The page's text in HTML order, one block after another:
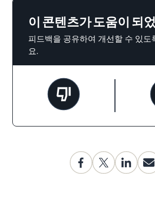
이 콘텐츠가 도움이 되
피드백을 공유하여 개선할 수 있도
요.